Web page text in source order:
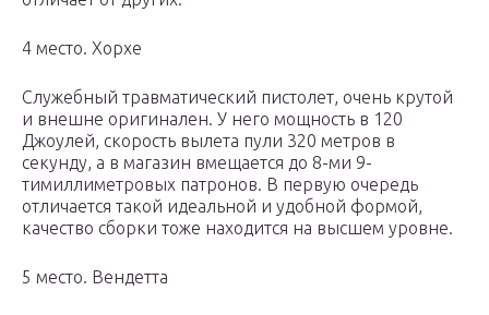
4 место. Хорхе
Служебный травматический пистолет, очень крутой
и внешне оригинален. У него мощность в 120
Джоулей, скорость вылета пули 320 метров в
секунду, а в магазин вмещается до 8-ми 9-
тимиллиметровых патронов. В первую очередь
отличается такой идеальной и удобной формой,
качество сборки тоже находится на высшем уровне.
5 место. Вендетта